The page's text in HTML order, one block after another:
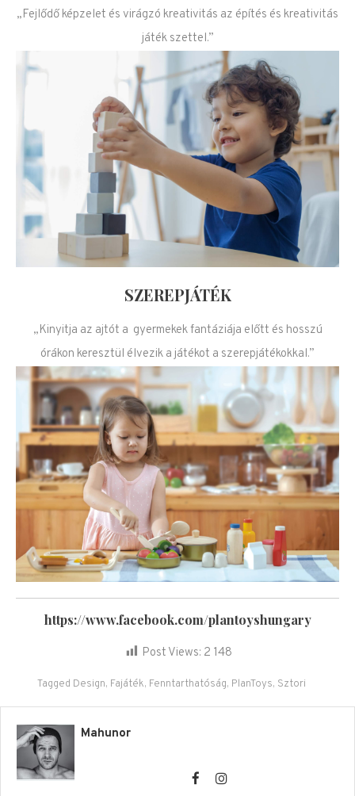
„Fejlődő képzelet és virágzó kreativitás az építés és kreativitás
játék szettel.”
SZEREPJÁTÉK
„Kinyitja az ajtót a gyermekek fantáziája előtt és hosszú
órákon keresztül élvezik a játékot a szerepjátékokkal.”
https://www.facebook.com/plantoyshungary
Post Views: 2 148
Tagged Design, Fajáték, Fenntarthatóság, PlanToys, Sztori
Mahunor